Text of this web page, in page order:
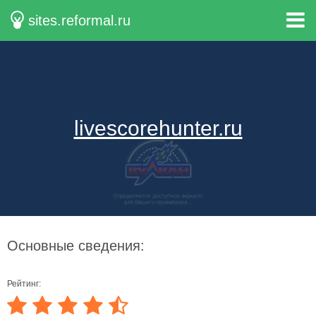
sites.reformal.ru
livescorehunter.ru
Основные сведения:
Рейтинг: